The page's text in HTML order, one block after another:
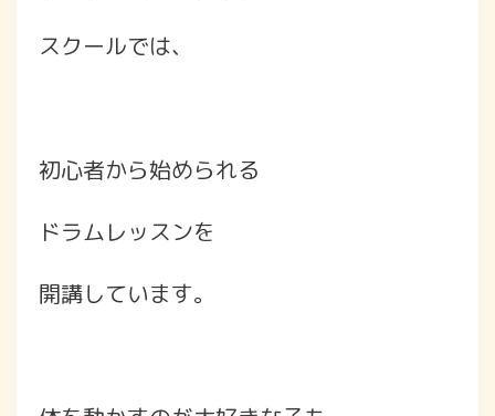
スクールでは、
初心者から始められる
ドラムレッスンを
開講しています。